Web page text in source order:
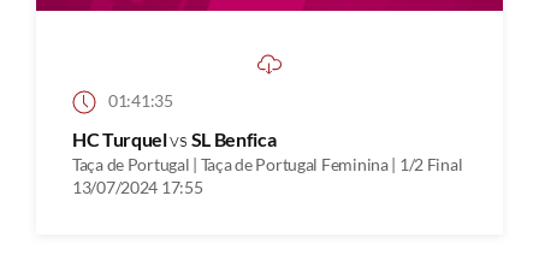
01:41:35
HC Turquelvs SL Benfica
Taça de Portugal | Taça de Portugal Feminina | 1/2 Final
13/07/2024 17:55